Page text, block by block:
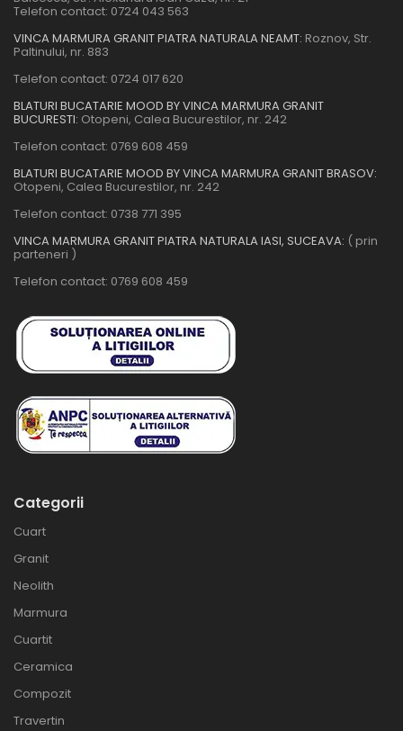
Telefon contact: 0724 043 563
VINCA MARMURA GRANIT PIATRA NATURALA NEAMT: Roznov, Str.
Paltinului, nr. 883
Telefon contact: 0724 017 620
BLATURI BUCATARIE MOOD BY VINCA MARMURA GRANIT
BUCURESTI: Otopeni, Calea Bucurestilor, nr. 242
Telefon contact: 0769 608 459
BLATURI BUCATARIE MOOD BY VINCA MARMURA GRANIT BRASOV:
Otopeni, Calea Bucurestilor, nr. 242
Telefon contact: 0738 771 395
VINCA MARMURA GRANIT PIATRA NATURALA IASI, SUCEAVA: ( prin
parteneri )
Telefon contact: 0769 608 459
Categorii
Cuart
Granit
Neolith
Marmura
Cuartit
Ceramica
Compozit
Travertin